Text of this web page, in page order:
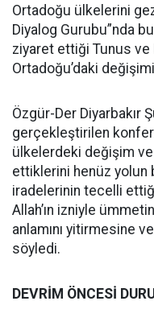
Ortadoğu ülkelerini
Diyalog Gurubu”nda
ziyaret ettiği Tunus
Ortadoğu’daki
Özgür-Der Diyarbakır
gerçekleştirilen
ülkelerdeki değişim
ettiklerini henüz yolun
iradelerinin tecelli
Allah’ın izniyle
anlamını yitirmesine
söyledi.
DEVRİM ÖNCESİ